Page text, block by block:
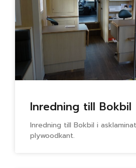
Inredning till Bokbil
Inredning till Bokbil i
plywoodkant.